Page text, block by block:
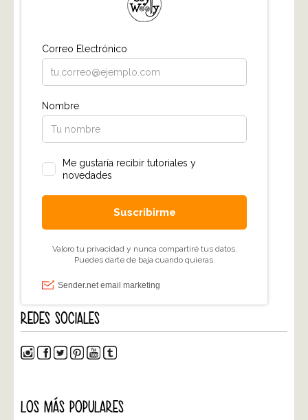
REDES SOCIALES
LOS MÁS POPULARES